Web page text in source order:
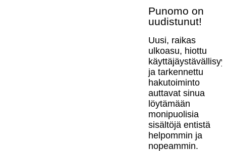
Punomo on
uudistunut!
Uusi, raikas
ulkoasu, hiottu
ja tarkennettu
hakutoiminto
auttavat sinua
löytämään
monipuolisia
sisältöjä entistä
helpommin ja
nopeammin.